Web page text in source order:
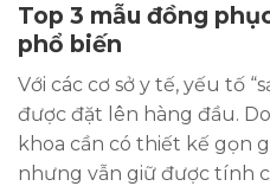
Top 3 mẫu đồng
phổ biến
Với các cơ sở y tế, yếu tố
được đặt lên hàng đầu.
khoa cần có thiết kế gọn
nhưng vẫn giữ được tính